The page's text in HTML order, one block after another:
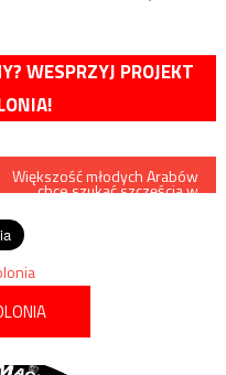
WESPRZYJ PROJEKT
Większość młodych Arabów
chce szukać szczęścia w